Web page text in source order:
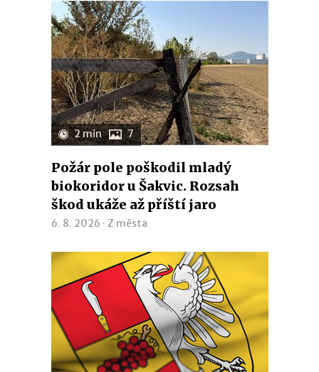
2 min 7
Požár pole poškodil mladý
biokoridor u Šakvic. Rozsah
škod ukáže až příští jaro
6. 8. 2026 · Z města